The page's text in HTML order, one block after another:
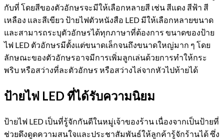
กับที่ โดยสีของตัวอักษรจะมีให้เลือกหลายสี เช่น สีแดง สีฟ้า สี
เหลือง และสีเขียว ป้ายไฟตัวหนังสือ LED มีให้เลือกหลายขนาด
และสามารถระบุตัวอักษรได้ทุกภาษาที่ต้องการ ขนาดของป้าย
ไฟ LED ตัวอักษรมีตั้งแต่ขนาดเล็กจนถึงขนาดใหญ่มาก ๆ โดย
ลักษณะของตัวอักษรอาจมีการเพิ่มลูกเล่นด้วยการทำให้กระ
พริบ หรือสว่างที่ละตัวอักษร หรือสว่างไล่จากหัวไปท้ายได้
ป้ายไฟ LED ที่ได้รับความนิยม
ป้ายไฟ LED เป็นที่รู้จักกันดีในหมู่เจ้าของร้าน เนื่องจากเป็นป้ายที่
ช่วยดึงดูดความสนใจและประชาสัมพันธ์ให้ลูกค้ารู้จักร้านได้ ซึ่ง